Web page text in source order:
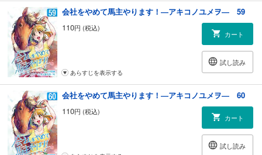
会社をやめて馬主やります！―アキコノユメヲ― 59
110円 (税込)
カート
試し読み
あらすじを表示する
会社をやめて馬主やります！―アキコノユメヲ― 60
110円 (税込)
カート
試し読み